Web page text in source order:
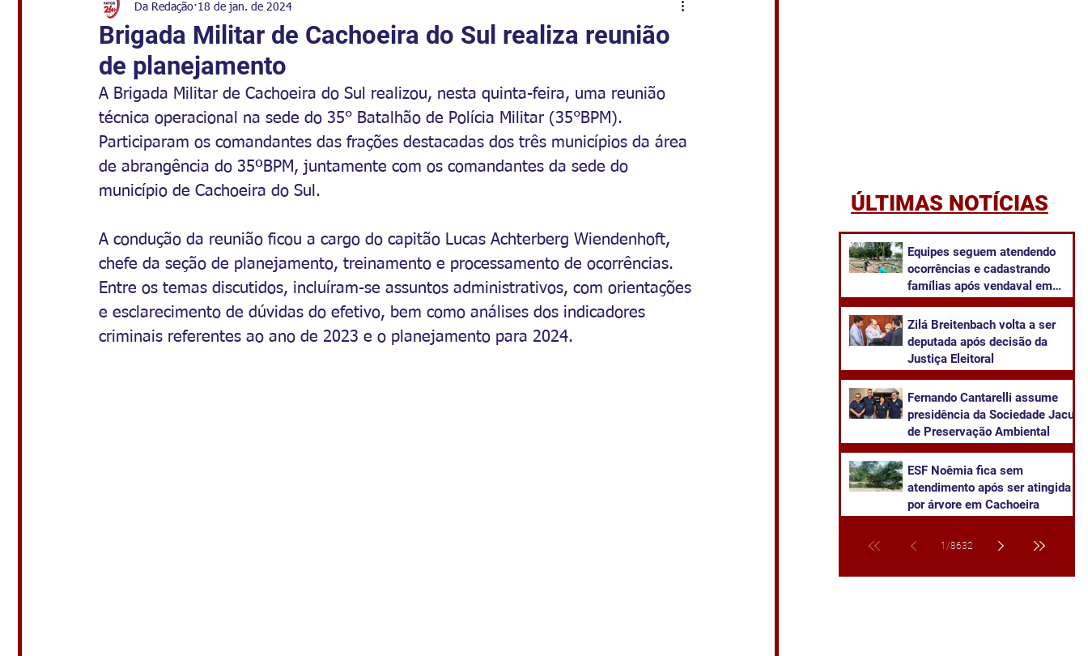
Brigada Militar de Cachoeira do Sul realiza reunião
de planejamento
Da Redação 18 de jan. de 2024
A Brigada Militar de Cachoeira do Sul realizou, nesta quinta-feira, uma reunião
técnica operacional na sede do 35° Batalhão de Polícia Militar (35°BPM).
Participaram os comandantes das frações destacadas dos três municípios da área
de abrangência do 35ºBPM, juntamente com os comandantes da sede do
município de Cachoeira do Sul.
A condução da reunião ficou a cargo do capitão Lucas Achterberg Wiendenhoft,
chefe da seção de planejamento, treinamento e processamento de ocorrências.
Entre os temas discutidos, incluíram-se assuntos administrativos, com orientações
e esclarecimento de dúvidas do efetivo, bem como análises dos indicadores
criminais referentes ao ano de 2023 e o planejamento para 2024.
ÚLTIMAS NOTÍCIAS
Equipes seguem atendendo
ocorrências e cadastrando
famílias após vendaval em
Zilá Breitenbach volta a ser
deputada após decisão da
Justiça Eleitoral
Fernando Cantarelli assume
presidência da Sociedade Jacuí
de Preservação Ambiental
ESF Noêmia fica sem
atendimento após ser atingida
por árvore em Cachoeira
1 /8632